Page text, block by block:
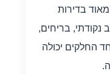
בדירות
נקודתי, בריחים,
החלקים יכולה